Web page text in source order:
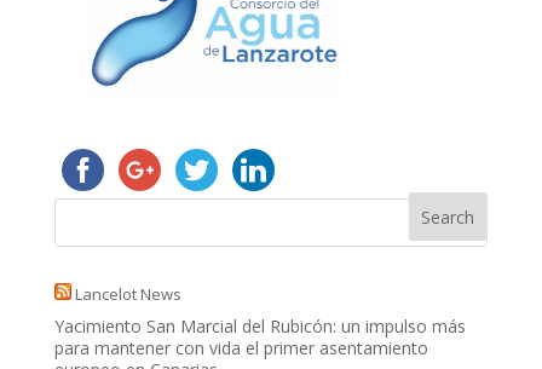
Lancelot News
Yacimiento San Marcial del Rubicón: un impulso más
para mantener con vida el primer asentamiento